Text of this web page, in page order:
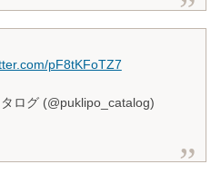
pF8tKFoTZ7
ログ (@puklipo_catalog)